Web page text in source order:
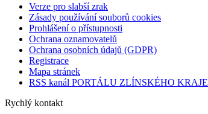
Verze pro slabší zrak
Zásady používání souborů cookies
Prohlášení o přístupnosti
Ochrana oznamovatelů
Ochrana osobních údajů (GDPR)
Registrace
Mapa stránek
RSS kanál PORTÁLU ZLÍNSKÉHO KRAJE
Rychlý kontakt